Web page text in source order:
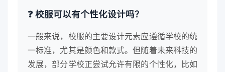
❓ 校服可以有个性化设计吗？
一般来说，校服的主要设计元素应遵循学校的统
一标准，尤其是颜色和款式。但随着未来科技的
发展，部分学校正尝试允许有限的个性化，比如